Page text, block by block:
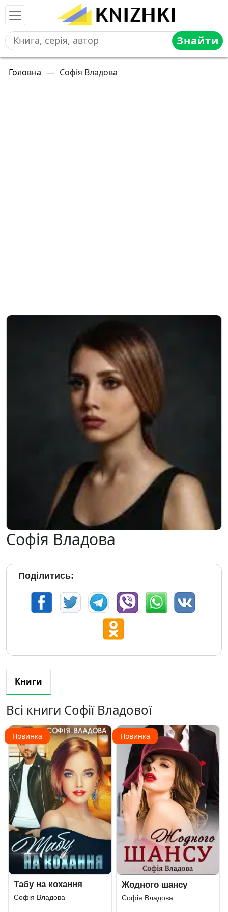
Знайти
Головна — Софія Владова
Софія Владова
Поділитись:
Книги
Всі книги Софії Владової
Новинка
Табу на кохання
Софія Владова
Новинка
Жодного шансу
Софія Владова